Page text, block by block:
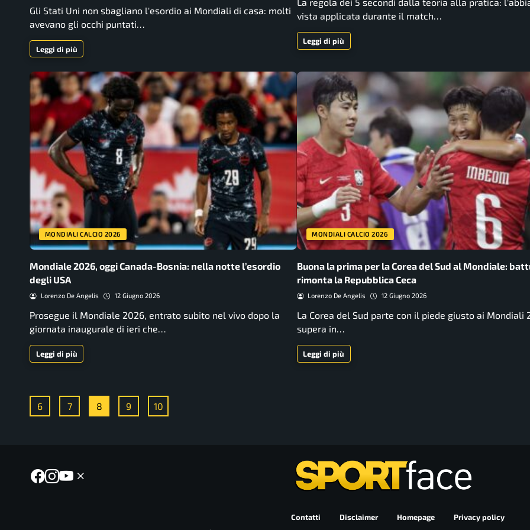
Gli Stati Uni non sbagliano l'esordio ai Mondiali di casa: molti
avevano gli occhi puntati…
Leggi di più
vista applicata durante il match…
Leggi di più
MONDIALI CALCIO 2026
Mondiale 2026, oggi Canada-Bosnia: nella notte l’esordio
degli USA
Lorenzo De Angelis 12 Giugno 2026
Prosegue il Mondiale 2026, entrato subito nel vivo dopo la
giornata inaugurale di ieri che…
Leggi di più
MONDIALI CALCIO 2026
Buona la prima per la Corea del Sud al Mondiale:
rimonta la Repubblica Ceca
Lorenzo De Angelis 12 Giugno 2026
La Corea del Sud parte con il piede giusto ai Mondiali
supera in…
Leggi di più
6 7 8 9 10
Contatti Disclaimer Homepage
Privacy policy